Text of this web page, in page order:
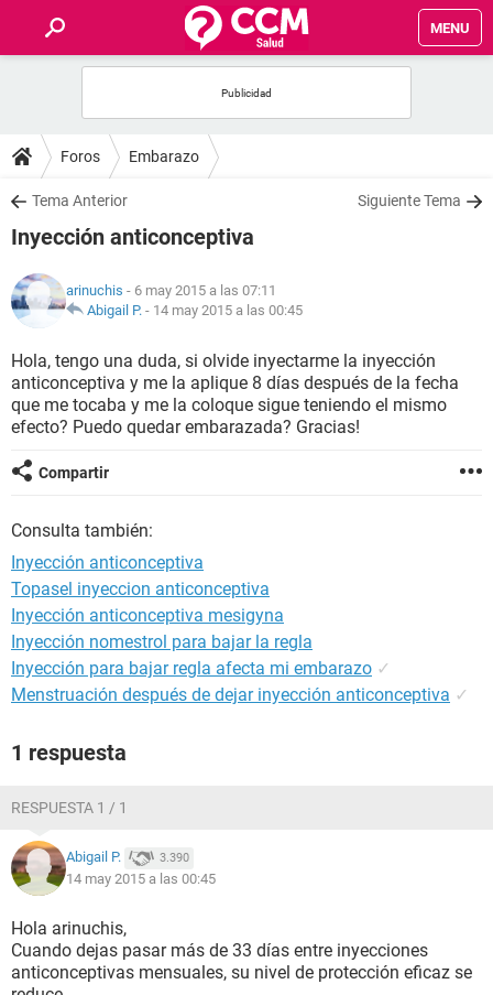
MENU
FOROS
SALUD
FAMILIA
NUTRICIÓN
BIENESTAR
SEXUALIDAD
GLOSARIO
Foros Embarazo
Tema Anterior Siguiente Tema
Inyección anticonceptiva
arinuchis - 6 may 2015 a las 07:11
Abigail P. - 14 may 2015 a las 00:45
Hola, tengo una duda, si olvide inyectarme la inyección
anticonceptiva y me la aplique 8 días después de la fecha
que me tocaba y me la coloque sigue teniendo el mismo
efecto? Puedo quedar embarazada? Gracias!
Compartir
Consulta también:
Inyección anticonceptiva
Topasel inyeccion anticonceptiva
Inyección anticonceptiva mesigyna
Inyección nomestrol para bajar la regla
Inyección para bajar regla afecta mi embarazo ✓
Menstruación después de dejar inyección anticonceptiva ✓
1 respuesta
RESPUESTA 1 / 1
Abigail P. 3.390
14 may 2015 a las 00:45
Hola arinuchis,
Cuando dejas pasar más de 33 días entre inyecciones
anticonceptivas mensuales, su nivel de protección eficaz se